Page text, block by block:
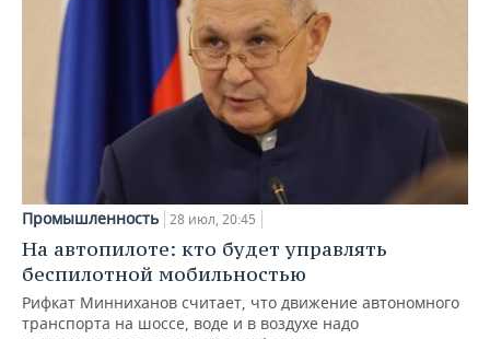
Промышленность 28 июл, 20:45
На автопилоте: кто будет управлять
беспилотной мобильностью
Рифкат Минниханов считает, что движение автономного
транспорта на шоссе, воде и в воздухе надо